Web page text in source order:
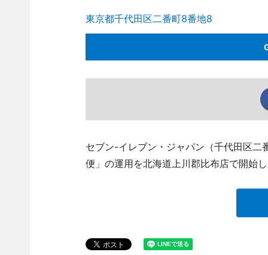
東京都千代田区二番町8番地8
セブン-イレブン・ジャパン（千代田区二
便」の運用を北海道上川郡比布店で開始